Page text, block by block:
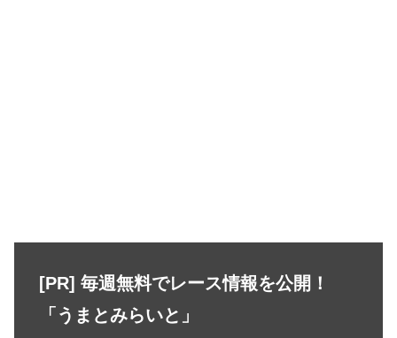
[PR] 毎週無料でレース情報を公開！
「うまとみらいと」